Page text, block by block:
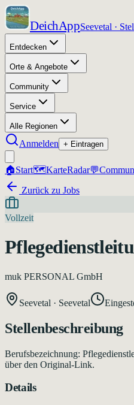
DeichAppSeevetal ·
Entdecken
Orte & Angebote
Community
Service
Alle Regionen
Anmelden + Eintragen
🏠Start🗺️KarteRadar💬
Zurück zu Jobs
Vollzeit
muk PERSONAL GmbH
Seevetal · Seevetal
Stellenbeschreibung
Berufsbezeichnung:
über den Original-Link.
Details